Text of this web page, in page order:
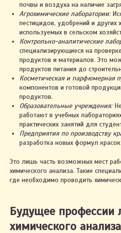
почвы и воздуха на наличие
Агрохимические лаборатории:
пестицидов, удобрений и других
используемых в сельском
Контрольно-аналитические
специализирующиеся на
продуктов и материалов. Это
продуктов питания до
Косметическая и парфюмерная
компонентов и готовой
продуктов.
Образовательные учреждения:
работают в учебных
практических занятий для
Предприятия по производству
разработка новых формул
Это лишь часть возможных мест
химического анализа. Такие
где необходимо проводить
Будущее профессии
химического анализа